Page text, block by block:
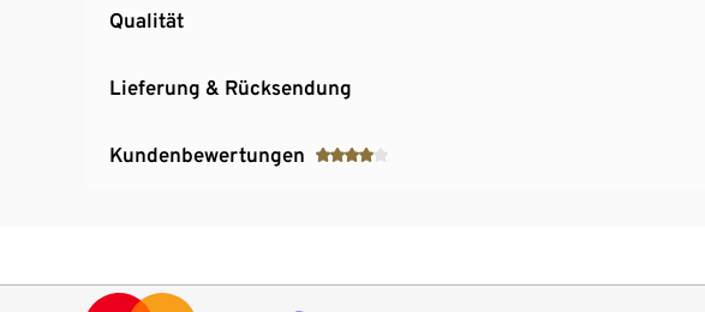
Qualität
Lieferung & Rücksendung
Kundenbewertungen